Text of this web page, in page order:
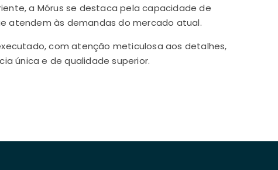
a Mórus se destaca pela capacidade de
atendem às demandas do mercado atual.
com atenção meticulosa aos detalhes,
única e de qualidade superior.